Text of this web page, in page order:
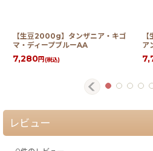
【生豆2000g】タンザニア・キゴ
マ・ディープブルーAA
7,280円(税込)
ア
レビュー